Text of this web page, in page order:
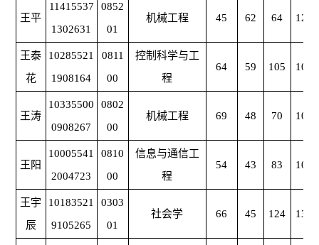
王平
11415537
1302631
0852
01
机械工程 45 62 64 126
王泰
花
10285521
1908164
0811
00
控制科学与工
程
64 59 105 102
王涛
10335500
0908267
0802
00
机械工程 69 48 70 109
王阳
10005541
2004723
0810
00
信息与通信工
程
54 43 83 108
王宇
辰
10183521
9105265
0303
01
社会学 66 45 124 130